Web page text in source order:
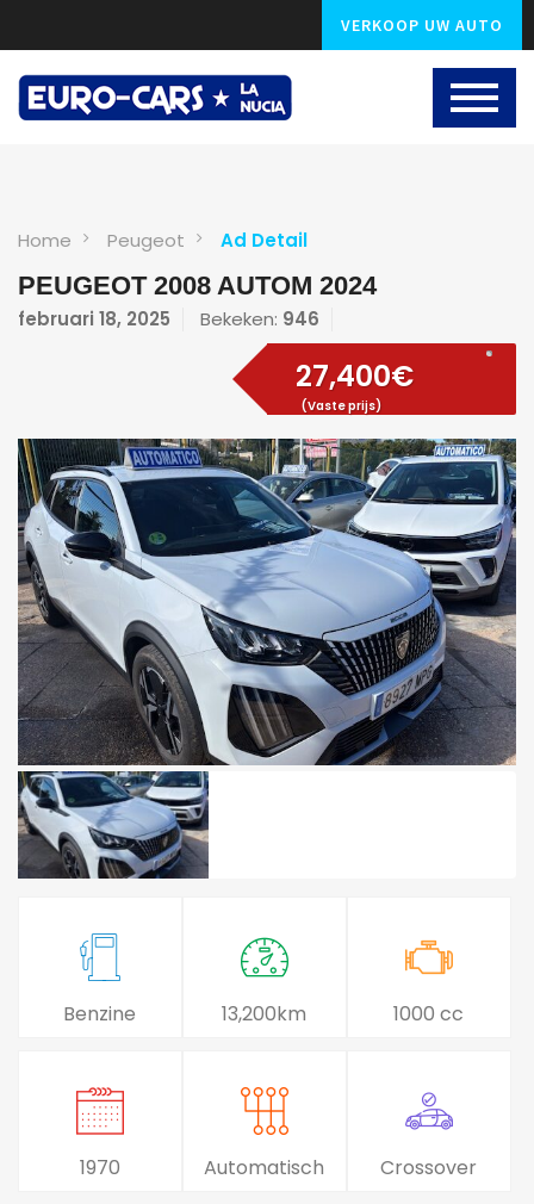
VERKOOP UW AUTO
Home Peugeot Ad Detail
PEUGEOT 2008 AUTOM 2024
februari 18, 2025 Bekeken: 946
27,400€
(Vaste prijs)
Benzine 13,200km 1000 cc
1970 Automatisch Crossover